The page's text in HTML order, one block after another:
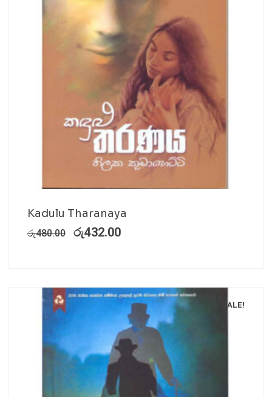
Kadulu Tharanaya
රු480.00 රු432.00
SALE!